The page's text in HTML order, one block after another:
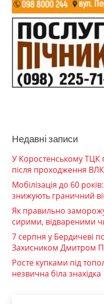
Недавні записи
У Коростенському ТЦК
після проходження ВЛК
Мобілізація до 60
знижують граничний
Як правильно
сирими, відвареними
7 серпня у Бердичеві
Захисником Дмитром
Росте купками під
незвична біла знахідка